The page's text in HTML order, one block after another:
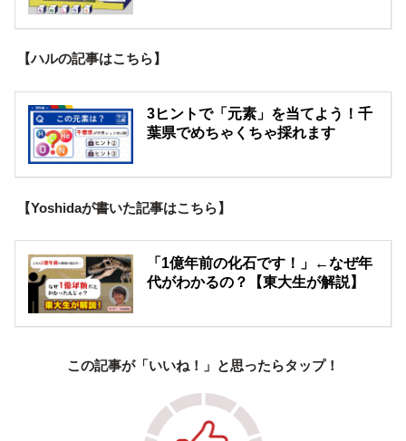
【ハルの記事はこちら】
3ヒントで「元素」を当てよう！千
葉県でめちゃくちゃ採れます
【Yoshidaが書いた記事はこちら】
「1億年前の化石です！」←なぜ年
代がわかるの？【東大生が解説】
この記事が「いいね！」と思ったらタップ！